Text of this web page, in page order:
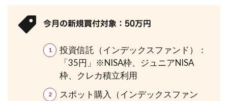
今月の新規買付対象：50万円
投資信託（インデックスファンド）：
「35円」※NISA枠、ジュニアNISA
枠、クレカ積立利用
スポット購入（インデックスファン